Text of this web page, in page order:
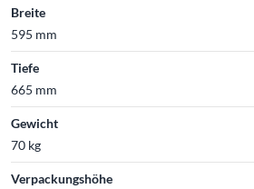
Breite
595 mm
Tiefe
665 mm
Gewicht
70 kg
Verpackungshöhe